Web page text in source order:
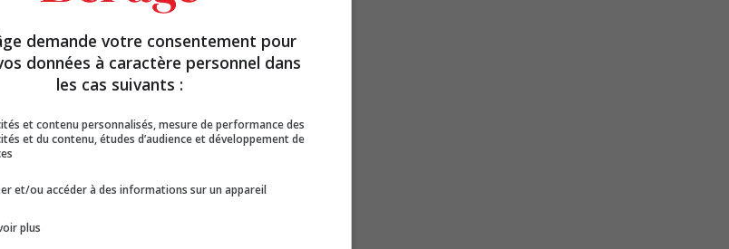
demande votre consentement pour
données à caractère personnel dans
les cas suivants :
et contenu personnalisés, mesure de performance des
et du contenu, études d’audience et développement de
et/ou accéder à des informations sur un appareil
plus